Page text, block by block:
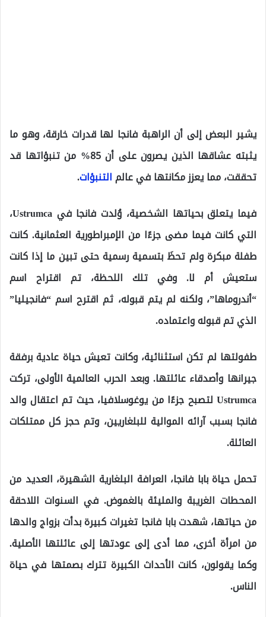
يشير البعض إلى أن الراهبة فانجا لها قدرات خارقة، وهو ما
يثبته عشاقها الذين يصرون على أن 85% من تنبؤاتها قد
تحققت، مما يعزز مكانتها في عالمالتنبؤات.
فيما يتعلق بحياتها الشخصية، وُلدت فانجا في Ustrumca،
التي كانت فيما مضى جزءًا من الإمبراطورية العثمانية. كانت
طفلة مبكرة ولم تحظَ بتسمية رسمية حتى تبين ما إذا كانت
ستعيش أم لا. وفي تلك اللحظة، تم اقتراح اسم
“أندروماها”، ولكنه لم يتم قبوله، ثم اقترح اسم “فانجيليا”
الذي تم قبوله واعتماده.
طفولتها لم تكن استثنائية، وكانت تعيش حياة عادية برفقة
جيرانها وأصدقاء عائلتها. وبعد الحرب العالمية الأولى، تركت
Ustrumca لتصبح جزءًا من يوغوسلافيا، حيث تم اعتقال والد
فانجا بسبب آرائه الموالية للبلغاريين، وتم حجز كل ممتلكات
العائلة.
تحمل حياة بابا فانجا، العرافة البلغارية الشهيرة، العديد من
المحطات الغريبة والمليئة بالغموض. في السنوات اللاحقة
من حياتها، شهدت بابا فانجا تغيرات كبيرة بدأت بزواج والدها
من امرأة أخرى، مما أدى إلى عودتها إلى عائلتها الأصلية.
وكما يقولون، كانت الأحداث الكبيرة تترك بصمتها في حياة
الناس.